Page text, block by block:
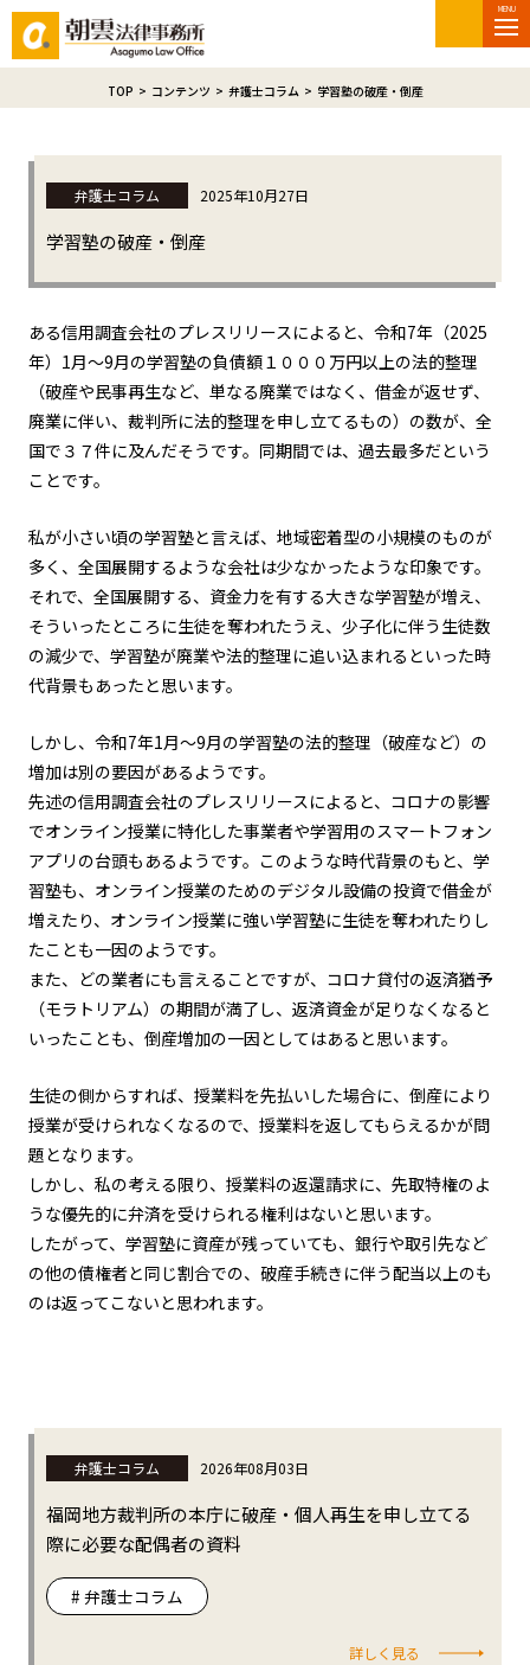
MENU
TOP > コンテンツ > 弁護士コラム > 学習塾の破産・倒産
弁護士コラム 2025年10月27日
学習塾の破産・倒産
ある信用調査会社のプレスリリースによると、令和7年（2025
年）1月～9月の学習塾の負債額１０００万円以上の法的整理
（破産や民事再生など、単なる廃業ではなく、借金が返せず、
廃業に伴い、裁判所に法的整理を申し立てるもの）の数が、全
国で３７件に及んだそうです。同期間では、過去最多だという
ことです。
私が小さい頃の学習塾と言えば、地域密着型の小規模のものが
多く、全国展開するような会社は少なかったような印象です。
それで、全国展開する、資金力を有する大きな学習塾が増え、
そういったところに生徒を奪われたうえ、少子化に伴う生徒数
の減少で、学習塾が廃業や法的整理に追い込まれるといった時
代背景もあったと思います。
しかし、令和7年1月～9月の学習塾の法的整理（破産など）の
増加は別の要因があるようです。
先述の信用調査会社のプレスリリースによると、コロナの影響
でオンライン授業に特化した事業者や学習用のスマートフォン
アプリの台頭もあるようです。このような時代背景のもと、学
習塾も、オンライン授業のためのデジタル設備の投資で借金が
増えたり、オンライン授業に強い学習塾に生徒を奪われたりし
たことも一因のようです。
また、どの業者にも言えることですが、コロナ貸付の返済猶予
（モラトリアム）の期間が満了し、返済資金が足りなくなると
いったことも、倒産増加の一因としてはあると思います。
生徒の側からすれば、授業料を先払いした場合に、倒産により
授業が受けられなくなるので、授業料を返してもらえるかが問
題となります。
しかし、私の考える限り、授業料の返還請求に、先取特権のよ
うな優先的に弁済を受けられる権利はないと思います。
したがって、学習塾に資産が残っていても、銀行や取引先など
の他の債権者と同じ割合での、破産手続きに伴う配当以上のも
のは返ってこないと思われます。
弁護士コラム 2026年08月03日
福岡地方裁判所の本庁に破産・個人再生を申し立てる
際に必要な配偶者の資料
# 弁護士コラム
詳しく見る